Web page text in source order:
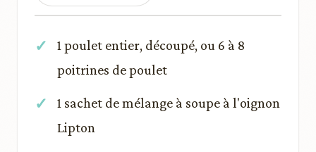
1 poulet entier, découpé, ou 6 à 8
poitrines de poulet
1 sachet de mélange à soupe à l'oignon
Lipton